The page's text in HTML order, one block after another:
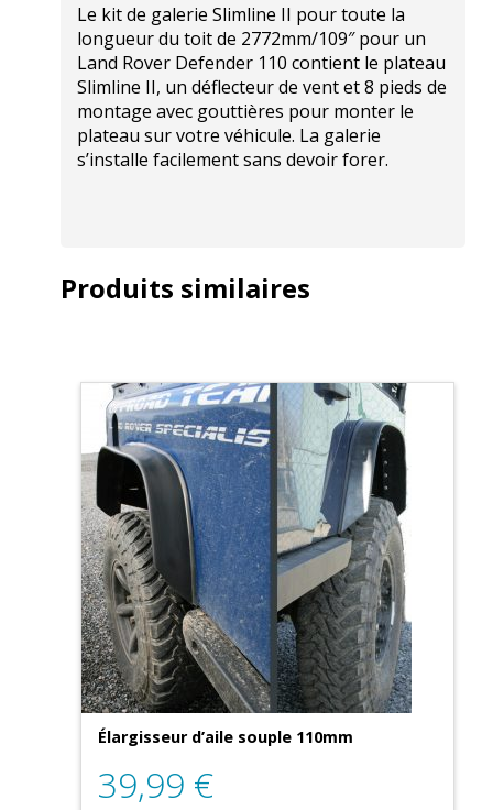
Le kit de galerie Slimline II pour toute la
longueur du toit de 2772mm/109″ pour un
Land Rover Defender 110 contient le plateau
Slimline II, un déflecteur de vent et 8 pieds de
montage avec gouttières pour monter le
plateau sur votre véhicule. La galerie
s’installe facilement sans devoir forer.
Produits similaires
Élargisseur d’aile souple 110mm
39,99 €